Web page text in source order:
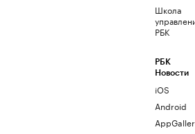
Школа
РБК
РБК
Новости
iOS
Android